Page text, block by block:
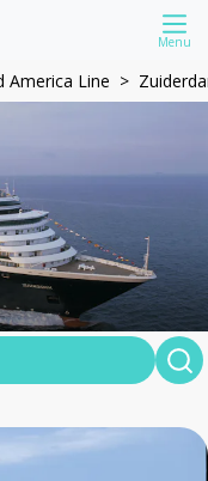
Menu
America Line